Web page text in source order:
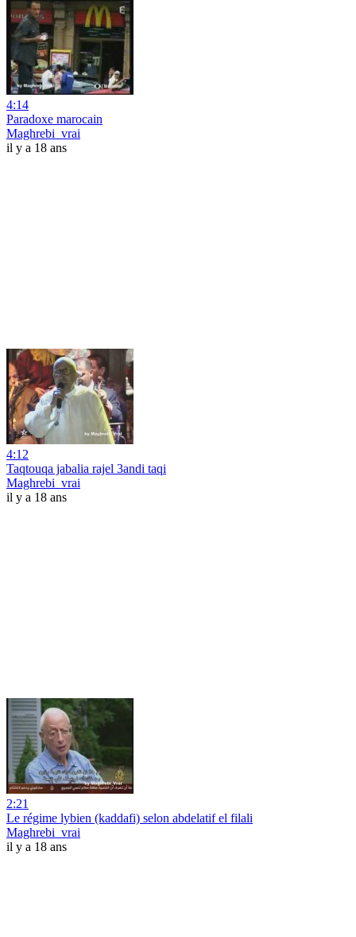
4:14
Paradoxe marocain
Maghrebi_vrai
il y a 18 ans
4:12
Taqtouqa jabalia rajel 3andi taqi
Maghrebi_vrai
il y a 18 ans
2:21
Le régime lybien (kaddafi) selon abdelatif el filali
Maghrebi_vrai
il y a 18 ans